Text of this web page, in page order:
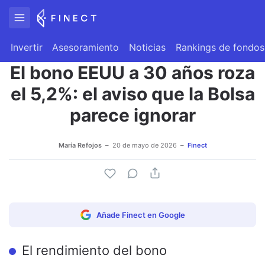
Invertir Asesoramiento Noticias Rankings de fondos
El bono EEUU a 30 años roza
el 5,2%: el aviso que la Bolsa
parece ignorar
María Refojos 20 de mayo de 2026 Finect
Añade Finect en Google
El rendimiento del bono